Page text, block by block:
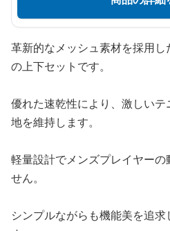
革新的なメッシュ素材を採用
の上下セットです。
優れた速乾性により、激しい
地を維持します。
軽量設計でメンズプレイヤーの
せん。
シンプルながらも機能美を追